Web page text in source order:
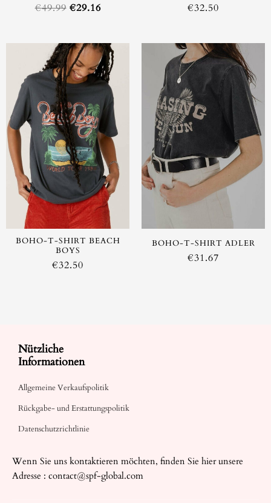
€49.99 €29.16 €32.50
BOHO-T-SHIRT BEACH
BOYS
€32.50
BOHO-T-SHIRT ADLER
€31.67
Nützliche
Informationen
Allgemeine Verkaufspolitik
Rückgabe- und Erstattungspolitik
Datenschutzrichtlinie
Wenn Sie uns kontaktieren möchten, finden Sie hier unsere
Adresse : contact@spf-global.com